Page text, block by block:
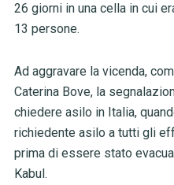
26 giorni in una cella in cui
13 persone.
Ad aggravare la vicenda,
Caterina Bove, la
chiedere asilo in Italia,
richiedente asilo a tutti gli
prima di essere stato
Kabul.